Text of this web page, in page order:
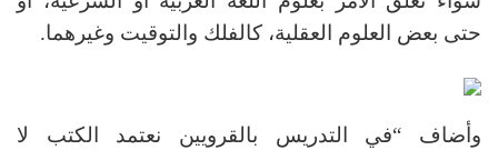
حتى بعض العلوم العقلية، كالفلك والتوقيت وغيرهما.
وأضاف “في التدريس بالقرويين نعتمد الكتب لا